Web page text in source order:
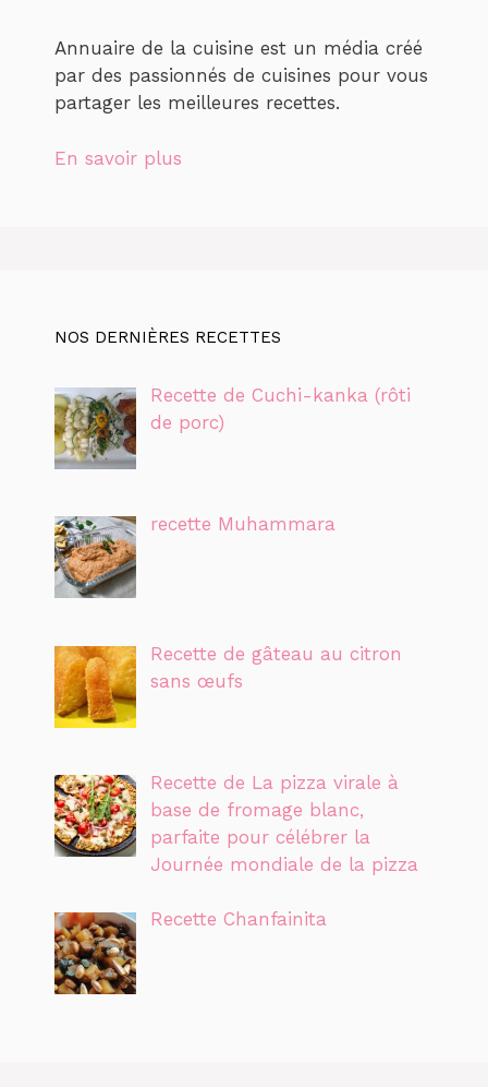
Annuaire de la cuisine est un média créé
par des passionnés de cuisines pour vous
partager les meilleures recettes.
En savoir plus
NOS DERNIÈRES RECETTES
Recette de Cuchi-kanka (rôti
de porc)
recette Muhammara
Recette de gâteau au citron
sans œufs
Recette de La pizza virale à
base de fromage blanc,
parfaite pour célébrer la
Journée mondiale de la pizza
Recette Chanfainita